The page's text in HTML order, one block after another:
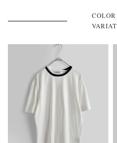
COLOR